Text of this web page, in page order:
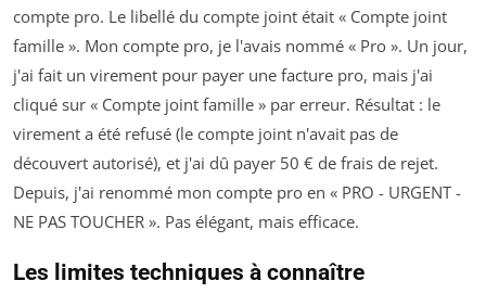
compte pro. Le libellé du compte joint était « Compte joint
famille ». Mon compte pro, je l'avais nommé « Pro ». Un jour,
j'ai fait un virement pour payer une facture pro, mais j'ai
cliqué sur « Compte joint famille » par erreur. Résultat : le
virement a été refusé (le compte joint n'avait pas de
découvert autorisé), et j'ai dû payer 50 € de frais de rejet.
Depuis, j'ai renommé mon compte pro en « PRO - URGENT -
NE PAS TOUCHER ». Pas élégant, mais efficace.
Les limites techniques à connaître